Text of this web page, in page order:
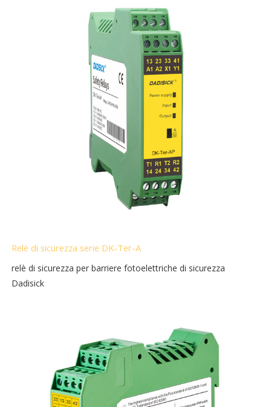
Relè di sicurezza serie DK-Ter-A
relè di sicurezza per barriere fotoelettriche di sicurezza
Dadisick